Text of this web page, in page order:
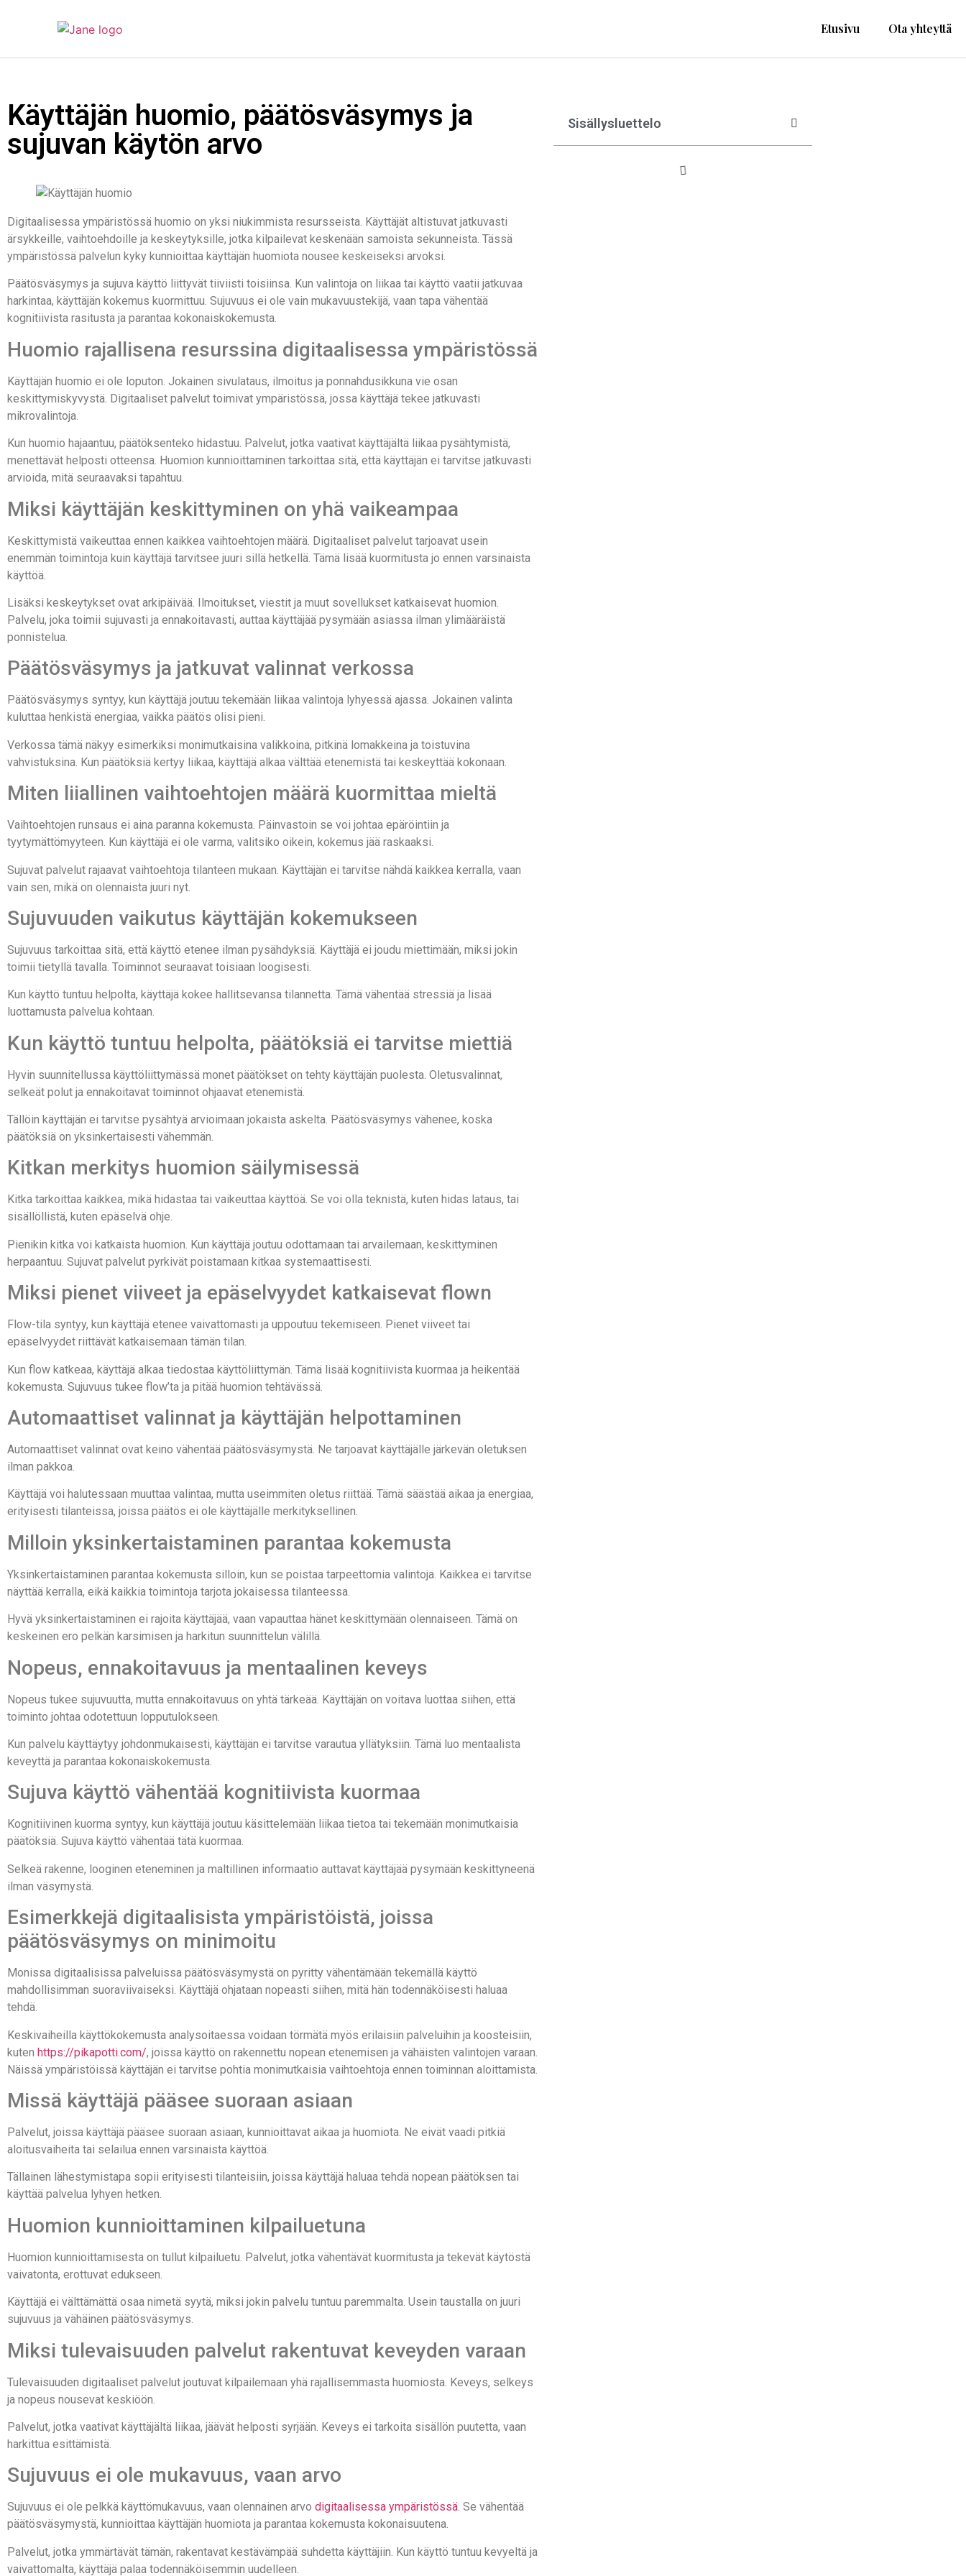
Etusivu Ota yhteyttä
Käyttäjän huomio, päätösväsymys ja
sujuvan käytön arvo
Digitaalisessa ympäristössä huomio on yksi niukimmista resursseista. Käyttäjät altistuvat jatkuvasti
ärsykkeille, vaihtoehdoille ja keskeytyksille, jotka kilpailevat keskenään samoista sekunneista. Tässä
ympäristössä palvelun kyky kunnioittaa käyttäjän huomiota nousee keskeiseksi arvoksi.
Päätösväsymys ja sujuva käyttö liittyvät tiiviisti toisiinsa. Kun valintoja on liikaa tai käyttö vaatii jatkuvaa
harkintaa, käyttäjän kokemus kuormittuu. Sujuvuus ei ole vain mukavuustekijä, vaan tapa vähentää
kognitiivista rasitusta ja parantaa kokonaiskokemusta.
Huomio rajallisena resurssina digitaalisessa ympäristössä
Käyttäjän huomio ei ole loputon. Jokainen sivulataus, ilmoitus ja ponnahdusikkuna vie osan
keskittymiskyvystä. Digitaaliset palvelut toimivat ympäristössä, jossa käyttäjä tekee jatkuvasti
mikrovalintoja.
Kun huomio hajaantuu, päätöksenteko hidastuu. Palvelut, jotka vaativat käyttäjältä liikaa pysähtymistä,
menettävät helposti otteensa. Huomion kunnioittaminen tarkoittaa sitä, että käyttäjän ei tarvitse jatkuvasti
arvioida, mitä seuraavaksi tapahtuu.
Miksi käyttäjän keskittyminen on yhä vaikeampaa
Keskittymistä vaikeuttaa ennen kaikkea vaihtoehtojen määrä. Digitaaliset palvelut tarjoavat usein
enemmän toimintoja kuin käyttäjä tarvitsee juuri sillä hetkellä. Tämä lisää kuormitusta jo ennen varsinaista
käyttöä.
Lisäksi keskeytykset ovat arkipäivää. Ilmoitukset, viestit ja muut sovellukset katkaisevat huomion.
Palvelu, joka toimii sujuvasti ja ennakoitavasti, auttaa käyttäjää pysymään asiassa ilman ylimääräistä
ponnistelua.
Päätösväsymys ja jatkuvat valinnat verkossa
Päätösväsymys syntyy, kun käyttäjä joutuu tekemään liikaa valintoja lyhyessä ajassa. Jokainen valinta
kuluttaa henkistä energiaa, vaikka päätös olisi pieni.
Verkossa tämä näkyy esimerkiksi monimutkaisina valikkoina, pitkinä lomakkeina ja toistuvina
vahvistuksina. Kun päätöksiä kertyy liikaa, käyttäjä alkaa välttää etenemistä tai keskeyttää kokonaan.
Miten liiallinen vaihtoehtojen määrä kuormittaa mieltä
Vaihtoehtojen runsaus ei aina paranna kokemusta. Päinvastoin se voi johtaa epäröintiin ja
tyytymättömyyteen. Kun käyttäjä ei ole varma, valitsiko oikein, kokemus jää raskaaksi.
Sujuvat palvelut rajaavat vaihtoehtoja tilanteen mukaan. Käyttäjän ei tarvitse nähdä kaikkea kerralla, vaan
vain sen, mikä on olennaista juuri nyt.
Sujuvuuden vaikutus käyttäjän kokemukseen
Sujuvuus tarkoittaa sitä, että käyttö etenee ilman pysähdyksiä. Käyttäjä ei joudu miettimään, miksi jokin
toimii tietyllä tavalla. Toiminnot seuraavat toisiaan loogisesti.
Kun käyttö tuntuu helpolta, käyttäjä kokee hallitsevansa tilannetta. Tämä vähentää stressiä ja lisää
luottamusta palvelua kohtaan.
Kun käyttö tuntuu helpolta, päätöksiä ei tarvitse miettiä
Hyvin suunnitellussa käyttöliittymässä monet päätökset on tehty käyttäjän puolesta. Oletusvalinnat,
selkeät polut ja ennakoitavat toiminnot ohjaavat etenemistä.
Tällöin käyttäjän ei tarvitse pysähtyä arvioimaan jokaista askelta. Päätösväsymys vähenee, koska
päätöksiä on yksinkertaisesti vähemmän.
Kitkan merkitys huomion säilymisessä
Kitka tarkoittaa kaikkea, mikä hidastaa tai vaikeuttaa käyttöä. Se voi olla teknistä, kuten hidas lataus, tai
sisällöllistä, kuten epäselvä ohje.
Pienikin kitka voi katkaista huomion. Kun käyttäjä joutuu odottamaan tai arvailemaan, keskittyminen
herpaantuu. Sujuvat palvelut pyrkivät poistamaan kitkaa systemaattisesti.
Miksi pienet viiveet ja epäselvyydet katkaisevat flown
Flow-tila syntyy, kun käyttäjä etenee vaivattomasti ja uppoutuu tekemiseen. Pienet viiveet tai
epäselvyydet riittävät katkaisemaan tämän tilan.
Kun flow katkeaa, käyttäjä alkaa tiedostaa käyttöliittymän. Tämä lisää kognitiivista kuormaa ja heikentää
kokemusta. Sujuvuus tukee flow’ta ja pitää huomion tehtävässä.
Automaattiset valinnat ja käyttäjän helpottaminen
Automaattiset valinnat ovat keino vähentää päätösväsymystä. Ne tarjoavat käyttäjälle järkevän oletuksen
ilman pakkoa.
Käyttäjä voi halutessaan muuttaa valintaa, mutta useimmiten oletus riittää. Tämä säästää aikaa ja energiaa,
erityisesti tilanteissa, joissa päätös ei ole käyttäjälle merkityksellinen.
Milloin yksinkertaistaminen parantaa kokemusta
Yksinkertaistaminen parantaa kokemusta silloin, kun se poistaa tarpeettomia valintoja. Kaikkea ei tarvitse
näyttää kerralla, eikä kaikkia toimintoja tarjota jokaisessa tilanteessa.
Hyvä yksinkertaistaminen ei rajoita käyttäjää, vaan vapauttaa hänet keskittymään olennaiseen. Tämä on
keskeinen ero pelkän karsimisen ja harkitun suunnittelun välillä.
Nopeus, ennakoitavuus ja mentaalinen keveys
Nopeus tukee sujuvuutta, mutta ennakoitavuus on yhtä tärkeää. Käyttäjän on voitava luottaa siihen, että
toiminto johtaa odotettuun lopputulokseen.
Kun palvelu käyttäytyy johdonmukaisesti, käyttäjän ei tarvitse varautua yllätyksiin. Tämä luo mentaalista
keveyttä ja parantaa kokonaiskokemusta.
Sujuva käyttö vähentää kognitiivista kuormaa
Kognitiivinen kuorma syntyy, kun käyttäjä joutuu käsittelemään liikaa tietoa tai tekemään monimutkaisia
päätöksiä. Sujuva käyttö vähentää tätä kuormaa.
Selkeä rakenne, looginen eteneminen ja maltillinen informaatio auttavat käyttäjää pysymään keskittyneenä
ilman väsymystä.
Esimerkkejä digitaalisista ympäristöistä, joissa
päätösväsymys on minimoitu
Monissa digitaalisissa palveluissa päätösväsymystä on pyritty vähentämään tekemällä käyttö
mahdollisimman suoraviivaiseksi. Käyttäjä ohjataan nopeasti siihen, mitä hän todennäköisesti haluaa
tehdä.
Keskivaiheilla käyttökokemusta analysoitaessa voidaan törmätä myös erilaisiin palveluihin ja koosteisiin,
kuten https://pikapotti.com/, joissa käyttö on rakennettu nopean etenemisen ja vähäisten valintojen varaan.
Näissä ympäristöissä käyttäjän ei tarvitse pohtia monimutkaisia vaihtoehtoja ennen toiminnan aloittamista.
Missä käyttäjä pääsee suoraan asiaan
Palvelut, joissa käyttäjä pääsee suoraan asiaan, kunnioittavat aikaa ja huomiota. Ne eivät vaadi pitkiä
aloitusvaiheita tai selailua ennen varsinaista käyttöä.
Tällainen lähestymistapa sopii erityisesti tilanteisiin, joissa käyttäjä haluaa tehdä nopean päätöksen tai
käyttää palvelua lyhyen hetken.
Huomion kunnioittaminen kilpailuetuna
Huomion kunnioittamisesta on tullut kilpailuetu. Palvelut, jotka vähentävät kuormitusta ja tekevät käytöstä
vaivatonta, erottuvat edukseen.
Käyttäjä ei välttämättä osaa nimetä syytä, miksi jokin palvelu tuntuu paremmalta. Usein taustalla on juuri
sujuvuus ja vähäinen päätösväsymys.
Miksi tulevaisuuden palvelut rakentuvat keveyden varaan
Tulevaisuuden digitaaliset palvelut joutuvat kilpailemaan yhä rajallisemmasta huomiosta. Keveys, selkeys
ja nopeus nousevat keskiöön.
Palvelut, jotka vaativat käyttäjältä liikaa, jäävät helposti syrjään. Keveys ei tarkoita sisällön puutetta, vaan
harkittua esittämistä.
Sujuvuus ei ole mukavuus, vaan arvo
Sujuvuus ei ole pelkkä käyttömukavuus, vaan olennainen arvo digitaalisessa ympäristössä. Se vähentää
päätösväsymystä, kunnioittaa käyttäjän huomiota ja parantaa kokemusta kokonaisuutena.
Palvelut, jotka ymmärtävät tämän, rakentavat kestävämpää suhdetta käyttäjiin. Kun käyttö tuntuu kevyeltä ja
vaivattomalta, käyttäjä palaa todennäköisemmin uudelleen.
Sisällysluettelo